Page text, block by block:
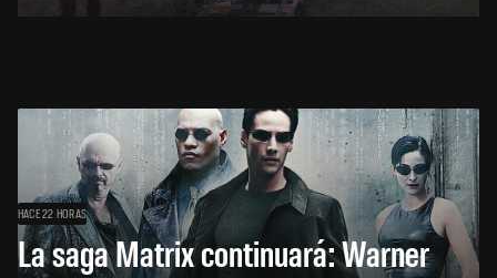
HACE 22 HORAS
La saga Matrix continuará: Warner